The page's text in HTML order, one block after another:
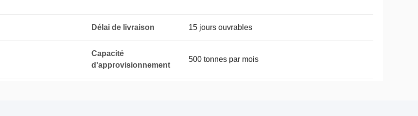
Délai de livraison 15 jours ouvrables
Capacité
d'approvisionnement
500 tonnes par mois